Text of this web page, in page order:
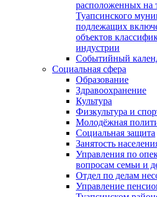
расположенных на
Туапсинского
подлежащих
объектов
индустрии
Событийный
Социальная сфера
Образование
Здравоохранение
Культура
Физкультура и
Молодёжная
Социальная защита
Занятость
Управления по
вопросам семьи и
Отдел по делам
Управление